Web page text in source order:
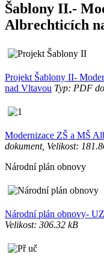
Šablony II.-
Albrechticích
Projekt Šablony II-
nad Vltavou Typ: PDF
Modernizace ZŠ a MŠ
dokument, Velikost:
Národní plán obnovy
Národní plán obnovy-
Velikost: 306.32 kB